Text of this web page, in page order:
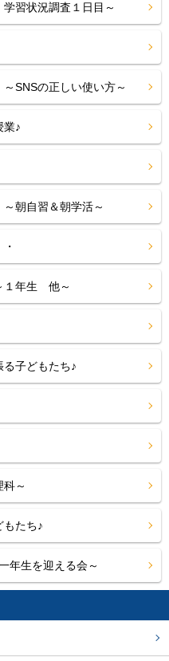
習状況調査１日目～
SNSの正しい使い方～
業♪
朝自習＆朝学活～
年生 他～
子どもたち♪
～
たち♪
生を迎える会～